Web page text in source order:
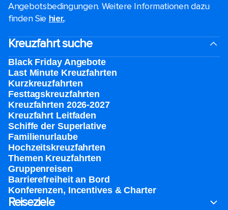
Angebotsbedingungen. Weitere Informationen dazu
finden Sie hier..
Kreuzfahrt suche
Black Friday Angebote
Last Minute Kreuzfahrten
Kurzkreuzfahrten​
Festtagskreuzfahrten​
Kreuzfahrten 2026-2027
Kreuzfahrt Leitfaden
Schiffe der Superlative
Familienurlaube​
Hochzeitskreuzfahrten
Themen Kreuzfahrten
Gruppenreisen
Barrierefreiheit an Bord​
Konferenzen, Incentives & Charter
Reiseziele